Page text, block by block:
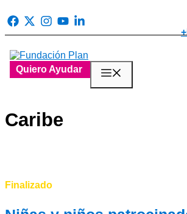
al
Quiero Ayudar
Caribe
Finalizado